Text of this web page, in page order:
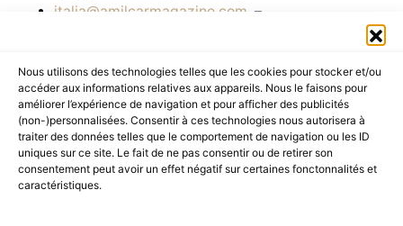
Nous utilisons des technologies telles que les cookies pour stocker et/ou
accéder aux informations relatives aux appareils. Nous le faisons pour
améliorer l’expérience de navigation et pour afficher des publicités
(non-)personnalisées. Consentir à ces technologies nous autorisera à
traiter des données telles que le comportement de navigation ou les ID
uniques sur ce site. Le fait de ne pas consentir ou de retirer son
consentement peut avoir un effet négatif sur certaines fonctonnalités et
caractéristiques.
italia@amilcarmagazine.com –
corsica@amilcarmagazine.com
canada@amilcarmagazine.com –
asia@amilcarmagazine.com
arabia@amilcarmagazine.com–
contact@amilcarmagazine.com